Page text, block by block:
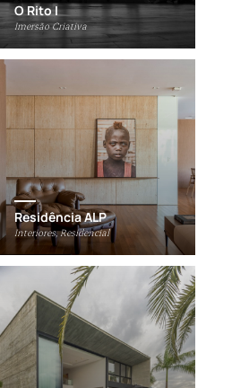
O Rito I
Imersão Criativa
Residência ALP
Interiores, Residencial